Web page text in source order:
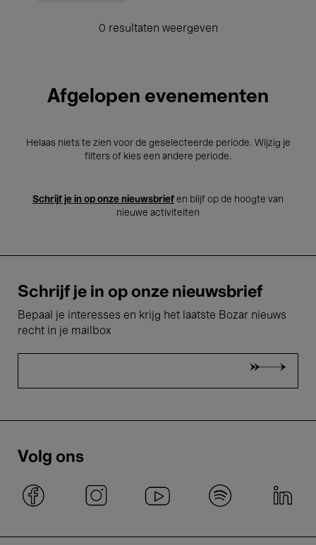
0 resultaten weergeven
Afgelopen evenementen
Helaas niets te zien voor de geselecteerde periode. Wijzig je
filters of kies een andere periode.
Schrijf je in op onze nieuwsbrief en blijf op de hoogte van
nieuwe activiteiten
Schrijf je in op onze nieuwsbrief
Bepaal je interesses en krijg het laatste Bozar nieuws
recht in je mailbox
Volg ons